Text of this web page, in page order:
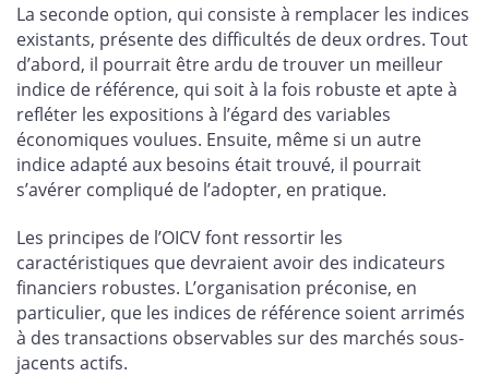
La seconde option, qui consiste à remplacer les indices
existants, présente des difficultés de deux ordres. Tout
d’abord, il pourrait être ardu de trouver un meilleur
indice de référence, qui soit à la fois robuste et apte à
refléter les expositions à l’égard des variables
économiques voulues. Ensuite, même si un autre
indice adapté aux besoins était trouvé, il pourrait
s’avérer compliqué de l’adopter, en pratique.
Les principes de l’OICV font ressortir les
caractéristiques que devraient avoir des indicateurs
financiers robustes. L’organisation préconise, en
particulier, que les indices de référence soient arrimés
à des transactions observables sur des marchés sous-
jacents actifs.